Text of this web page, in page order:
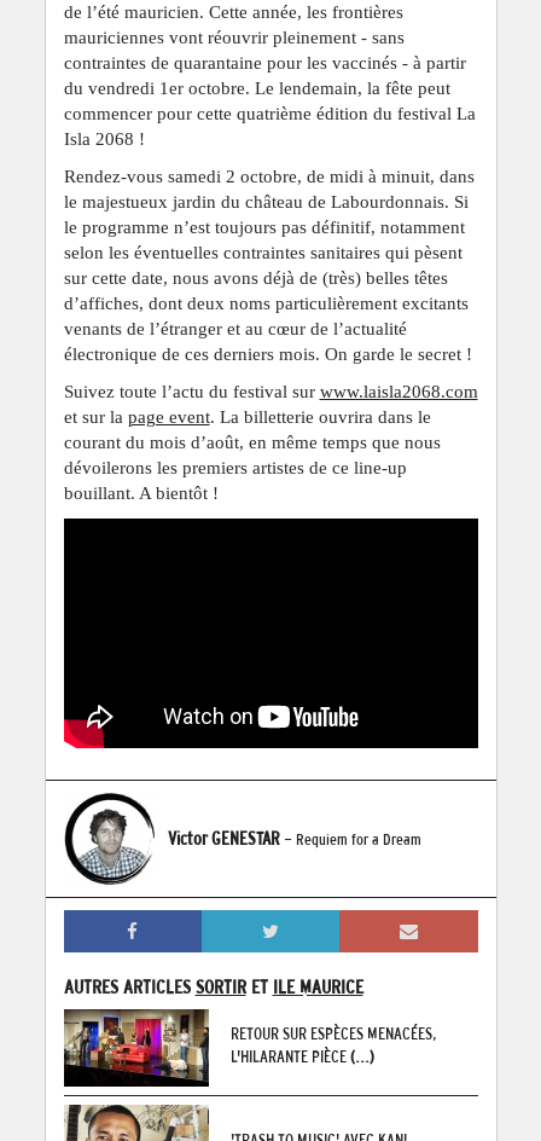
de l’été mauricien. Cette année, les frontières
mauriciennes vont réouvrir pleinement - sans
contraintes de quarantaine pour les vaccinés - à partir
du vendredi 1er octobre. Le lendemain, la fête peut
commencer pour cette quatrième édition du festival La
Isla 2068 !
Rendez-vous samedi 2 octobre, de midi à minuit, dans
le majestueux jardin du château de Labourdonnais. Si
le programme n’est toujours pas définitif, notamment
selon les éventuelles contraintes sanitaires qui pèsent
sur cette date, nous avons déjà de (très) belles têtes
d’affiches, dont deux noms particulièrement excitants
venants de l’étranger et au cœur de l’actualité
électronique de ces derniers mois. On garde le secret !
Suivez toute l’actu du festival sur www.laisla2068.com
et sur la page event. La billetterie ouvrira dans le
courant du mois d’août, en même temps que nous
dévoilerons les premiers artistes de ce line-up
bouillant. A bientôt !
Victor GENESTAR - Requiem for a Dream
AUTRES ARTICLES SORTIRET ILE MAURICE
RETOUR SUR ESPÈCES MENACÉES,
L'HILARANTE PIÈCE(...)